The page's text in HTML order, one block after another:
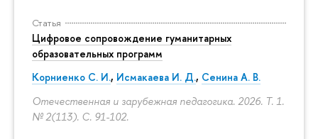
Статья
Цифровое сопровождение гуманитарных
образовательных программ
Корниенко С. И., Исмакаева И. Д., Сенина А. В.
Отечественная и зарубежная педагогика. 2026. Т. 1.
№ 2(113). С. 91-102.